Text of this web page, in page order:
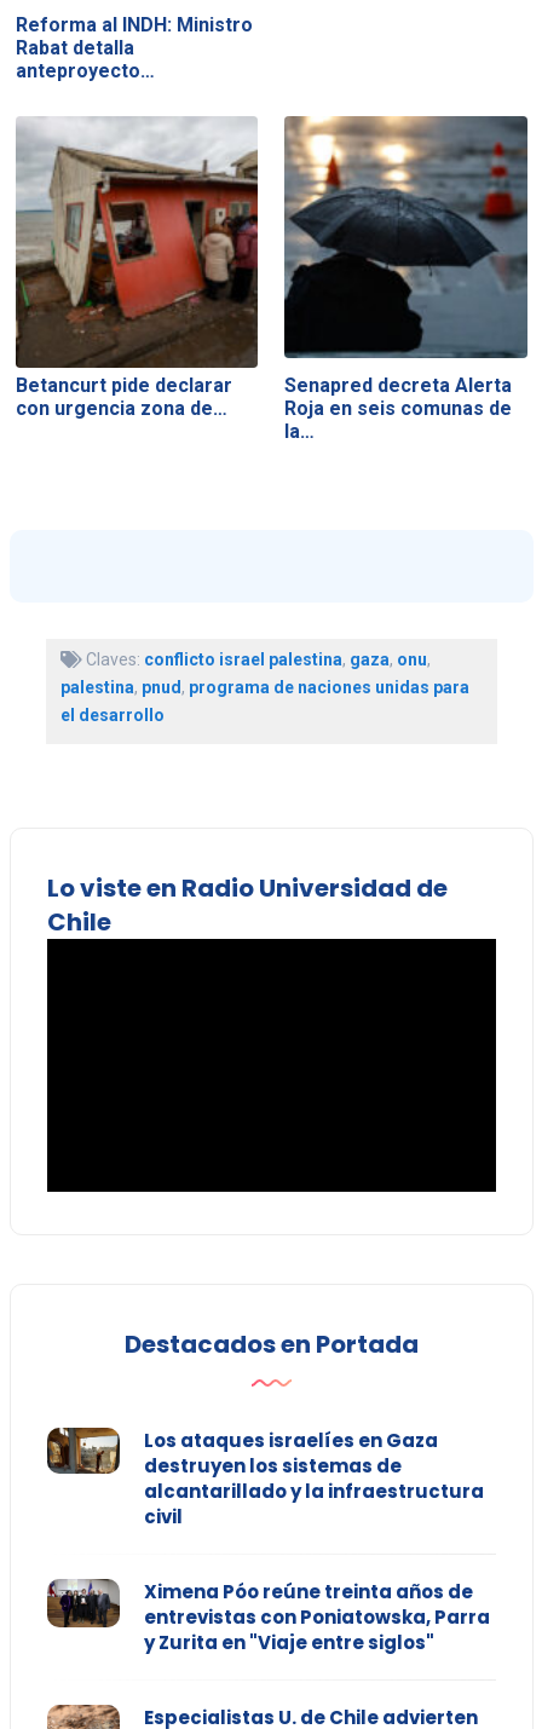
Reforma al INDH: Ministro
Rabat detalla
anteproyecto…
Betancurt pide declarar
con urgencia zona de…
Senapred decreta Alerta
Roja en seis comunas de
la…
Claves: conflicto israel palestina, gaza, onu,
palestina, pnud , programa de naciones unidas para
el desarrollo
Lo viste en Radio Universidad de
Chile
Destacados en Portada
Los ataques israelíes en Gaza
destruyen los sistemas de
alcantarillado y la infraestructura
civil
Ximena Póo reúne treinta años de
entrevistas con Poniatowska, Parra
y Zurita en "Viaje entre siglos"
Especialistas U. de Chile advierten